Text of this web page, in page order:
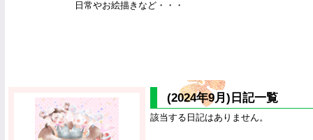
日常やお絵描きなど・・・
(2024年9月)日記一覧
該当する日記はありません。